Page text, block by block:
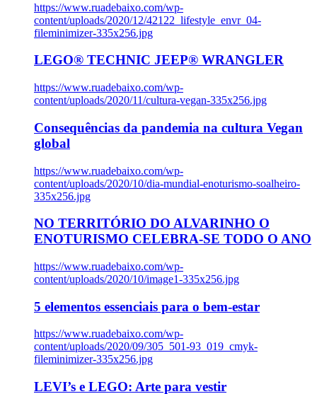
https://www.ruadebaixo.com/wp-
content/uploads/2020/12/42122_lifestyle_envr_04-
fileminimizer-335x256.jpg
LEGO® TECHNIC JEEP® WRANGLER
https://www.ruadebaixo.com/wp-
content/uploads/2020/11/cultura-vegan-335x256.jpg
Consequências da pandemia na cultura Vegan
global
https://www.ruadebaixo.com/wp-
content/uploads/2020/10/dia-mundial-enoturismo-soalheiro-
335x256.jpg
NO TERRITÓRIO DO ALVARINHO O
ENOTURISMO CELEBRA-SE TODO O ANO
https://www.ruadebaixo.com/wp-
content/uploads/2020/10/image1-335x256.jpg
5 elementos essenciais para o bem-estar
https://www.ruadebaixo.com/wp-
content/uploads/2020/09/305_501-93_019_cmyk-
fileminimizer-335x256.jpg
LEVI’s e LEGO: Arte para vestir